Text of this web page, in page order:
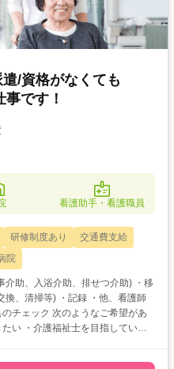
/資格がなくても
です！
看護助手・看護職員
研修制度あり
交通費支給
院
介助、入浴介助、排せつ介助) ・移
換、清掃等) ・記録 ・他、看護師
うなご希望があ
い ・介護福祉士を目指している